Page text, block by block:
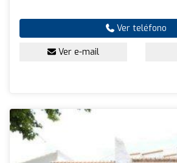
Ver teléfono
Ver e-mail